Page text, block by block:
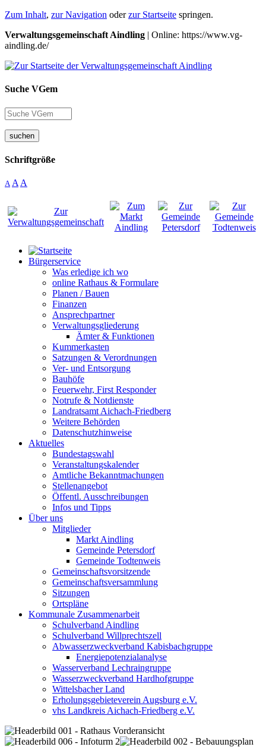
Zum Inhalt, zur Navigation oderzur Startseite springen.
Verwaltungsgemeinschaft Aindling | Online: https://www.vg-
aindling.de/
Suche VGem
suchen
Schriftgröße
A A A
Bürgerservice
Was erledige ich wo
online Rathaus & Formulare
Planen / Bauen
Finanzen
Ansprechpartner
Verwaltungsgliederung
Ämter & Funktionen
Kummerkasten
Satzungen & Verordnungen
Ver- und Entsorgung
Bauhöfe
Feuerwehr, First Responder
Notrufe & Notdienste
Landratsamt Aichach-Friedberg
Weitere Behörden
Datenschutzhinweise
Aktuelles
Bundestagswahl
Veranstaltungskalender
Amtliche Bekanntmachungen
Stellenangebot
Öffentl. Ausschreibungen
Infos und Tipps
Über uns
Mitglieder
Markt Aindling
Gemeinde Petersdorf
Gemeinde Todtenweis
Gemeinschaftsvorsitzende
Gemeinschaftsversammlung
Sitzungen
Ortspläne
Kommunale Zusammenarbeit
Schulverband Aindling
Schulverband Willprechtszell
Abwasserzweckverband Kabisbachgruppe
Energiepotenzialanalyse
Wasserverband Lechraingruppe
Wasserzweckverband Hardhofgruppe
Wittelsbacher Land
Erholungsgebieteverein Augsburg e.V.
vhs Landkreis Aichach-Friedberg e.V.